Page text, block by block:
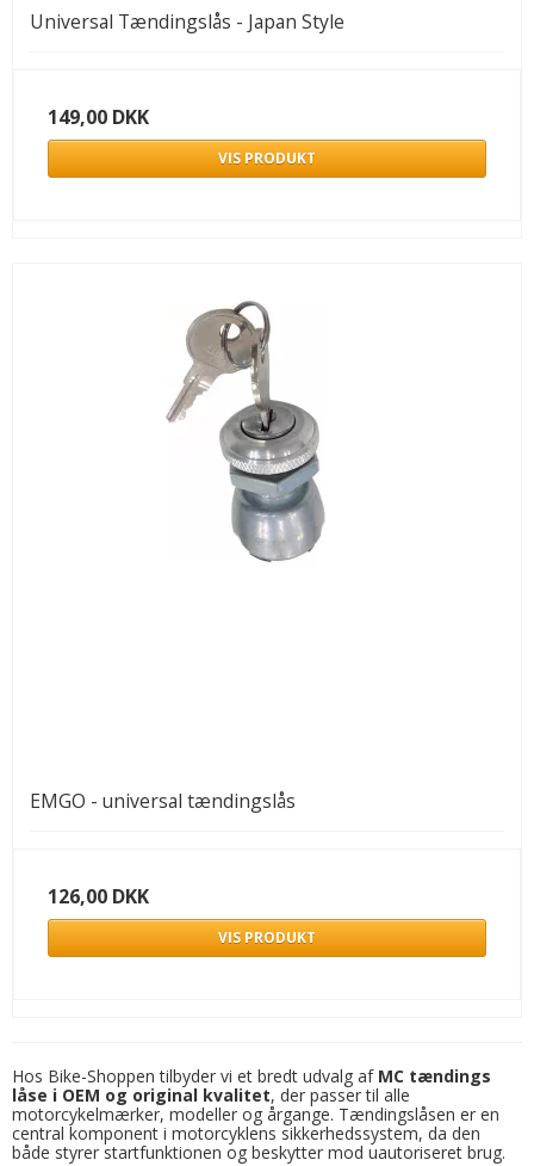
Universal Tændingslås - Japan Style
149,00 DKK
VIS PRODUKT
EMGO - universal tændingslås
126,00 DKK
VIS PRODUKT
Hos Bike-Shoppen tilbyder vi et bredt udvalg af MC tændings
låse i OEM og original kvalitet, der passer til alle
motorcykelmærker, modeller og årgange. Tændingslåsen er en
central komponent i motorcyklens sikkerhedssystem, da den
både styrer startfunktionen og beskytter mod uautoriseret brug.